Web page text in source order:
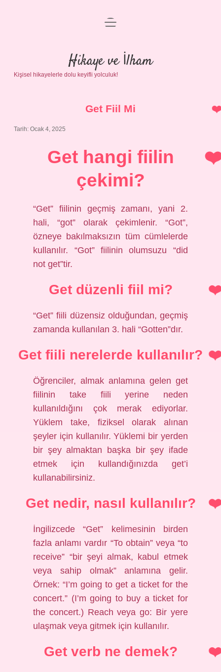
Anasayfa
Gizlilik Politikası
Yasal Uyarı
menüyü
Hikaye ve İlham
Kişisel hikayelerle dolu keyifli yolculuk!
Get Fiil Mi
Tarih: Ocak 4, 2025
Get hangi fiilin
çekimi?
“Get” fiilinin geçmiş zamanı, yani 2.
hali, “got” olarak çekimlenir. “Got”,
özneye bakılmaksızın tüm cümlelerde
kullanılır. “Got” fiilinin olumsuzu “did
not get”tir.
Get düzenli fiil mi?
“Get” fiili düzensiz olduğundan, geçmiş
zamanda kullanılan 3. hali “Gotten”dır.
Get fiili nerelerde kullanılır?
Öğrenciler, almak anlamına gelen get
fiilinin take fiili yerine neden
kullanıldığını çok merak ediyorlar.
Yüklem take, fiziksel olarak alınan
şeyler için kullanılır. Yüklemi bir yerden
bir şey almaktan başka bir şey ifade
etmek için kullandığınızda get’i
kullanabilirsiniz.
Get nedir, nasıl kullanılır?
İngilizcede “Get” kelimesinin birden
fazla anlamı vardır “To obtain” veya “to
receive” “bir şeyi almak, kabul etmek
veya sahip olmak” anlamına gelir.
Örnek: “I’m going to get a ticket for the
concert.” (I’m going to buy a ticket for
the concert.) Reach veya go: Bir yere
ulaşmak veya gitmek için kullanılır.
Get verb ne demek?